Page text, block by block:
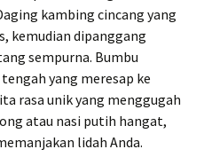
kambing cincang yang
kemudian dipanggang
sempurna. Bumbu
yang meresap ke
rasa unik yang menggugah
atau nasi putih hangat,
lidah Anda.